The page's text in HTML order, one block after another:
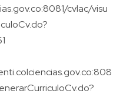
cvlac/visu